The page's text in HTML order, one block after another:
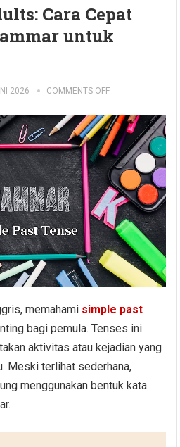
Cara Cepat
untuk
2026 COMMENTS OFF
memahami simple past
bagi pemula. Tenses ini
aktivitas atau kejadian yang
Meski terlihat sederhana,
menggunakan bentuk kata